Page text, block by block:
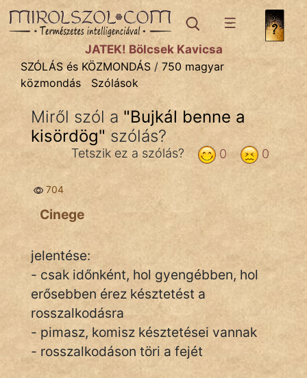
SZÓLÁS ÉS KÖZMONDÁStémák:
Bibliai
Kifejezések
Közmondások
Rímelő
Szóláscsoportok
Szólások
Tréfás
IRODALOM
JÁTÉK! Bölcsek Kavicsa
SZÓLÁS és KÖZMONDÁS / 750 magyar
közmondás
Szólások
Miről szól a "Bujkál benne a
kisördög"szólás?
0
0
Tetszik ez a szólás?
704
Cinege
jelentése:
- csak időnként, hol gyengébben, hol
erősebben érez késztetést a
rosszalkodásra
- pimasz, komisz késztetései vannak
- rosszalkodáson töri a fejét